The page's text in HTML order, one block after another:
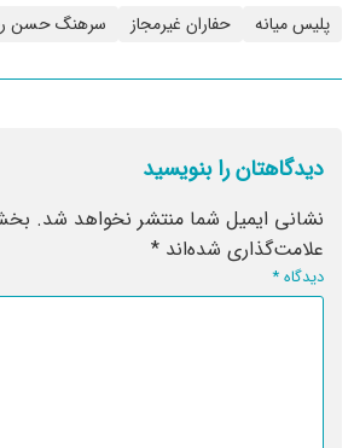
پلیس میانه حفاران غیرمجاز سرهنگ حسن
دیدگاهتان را بنویسید
نشانی ایمیل شما منتشر نخواهد شد.
علامت‌گذاری شده‌اند *
دیدگاه*